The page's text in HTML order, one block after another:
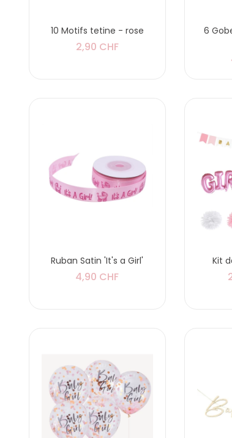
10 Motifs tetine - rose
2,90 CHF
6
Ruban Satin 'It's a Girl'
4,90 CHF
Kit